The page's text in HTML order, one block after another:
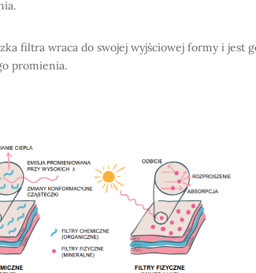
filtra wraca do swojej wyjściowej formy i jest
promienia.